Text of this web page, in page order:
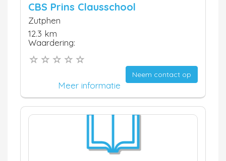
CBS Prins Clausschool
Zutphen
12.3 km
Waardering:
Neem contact op
Meer informatie